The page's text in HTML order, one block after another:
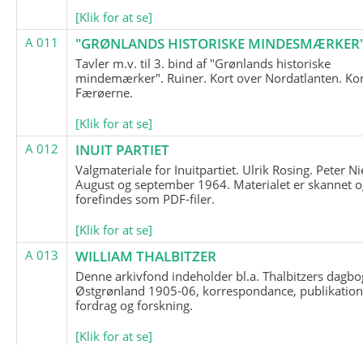
[Klik for at se]
A 011
"GRØNLANDS HISTORISKE
Tavler m.v. til 3. bind af "Grønlands historiske
mindemærker". Ruiner. Kort over Nordatlanten.
Færøerne.
[Klik for at se]
A 012
INUIT PARTIET
Valgmateriale for Inuitpartiet. Ulrik Rosing. Peter
August og september 1964. Materialet er skannet
forefindes som PDF-filer.
[Klik for at se]
A 013
WILLIAM THALBITZER
Denne arkivfond indeholder bl.a. Thalbitzers
Østgrønland 1905-06, korrespondance,
fordrag og forskning.
[Klik for at se]